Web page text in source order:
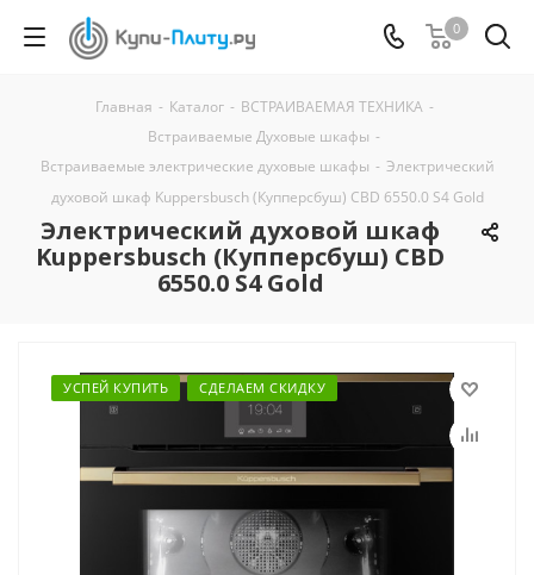
0
Главная - Каталог - ВСТРАИВАЕМАЯ ТЕХНИКА -
Встраиваемые Духовые шкафы -
Встраиваемые электрические духовые шкафы - Электрический
духовой шкаф Kuppersbusch (Купперсбуш) CBD 6550.0 S4 Gold
Электрический духовой шкаф
Kuppersbusch (Купперсбуш) CBD
6550.0 S4 Gold
УСПЕЙ КУПИТЬ СДЕЛАЕМ СКИДКУ